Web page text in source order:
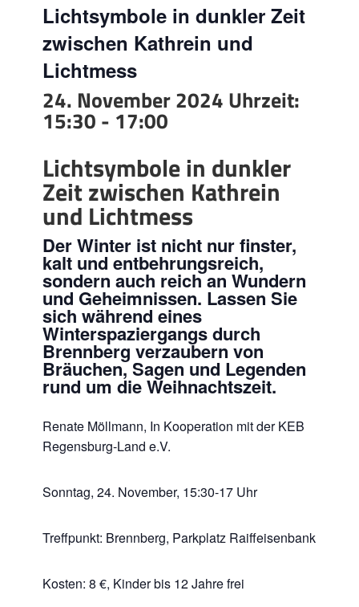
Lichtsymbole in dunkler Zeit
zwischen Kathrein und
Lichtmess
24. November 2024 Uhrzeit:
15:30 - 17:00
Lichtsymbole in dunkler
Zeit zwischen Kathrein
und Lichtmess
Der Winter ist nicht nur finster,
kalt und entbehrungsreich,
sondern auch reich an Wundern
und Geheimnissen. Lassen Sie
sich während eines
Winterspaziergangs durch
Brennberg verzaubern von
Bräuchen, Sagen und Legenden
rund um die Weihnachtszeit.
Renate Möllmann, In Kooperation mit der KEB
Regensburg-Land e.V.
Sonntag, 24. November, 15:30-17 Uhr
Treffpunkt: Brennberg, Parkplatz Raiffeisenbank
Kosten: 8 €, Kinder bis 12 Jahre frei